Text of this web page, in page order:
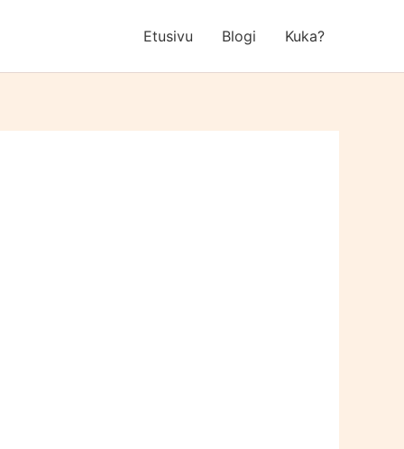
Etusivu Blogi Kuka?